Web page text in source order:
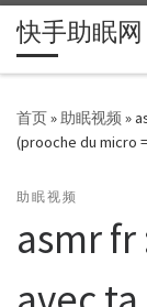
Skip to content
快手助眠网
首页»助眠视频 »
(prooche du micro
助眠视频
asmr fr